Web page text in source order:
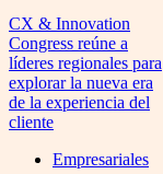
CX & Innovation
Congress reúne a
líderes regionales para
explorar la nueva era
de la experiencia del
cliente
Empresariales